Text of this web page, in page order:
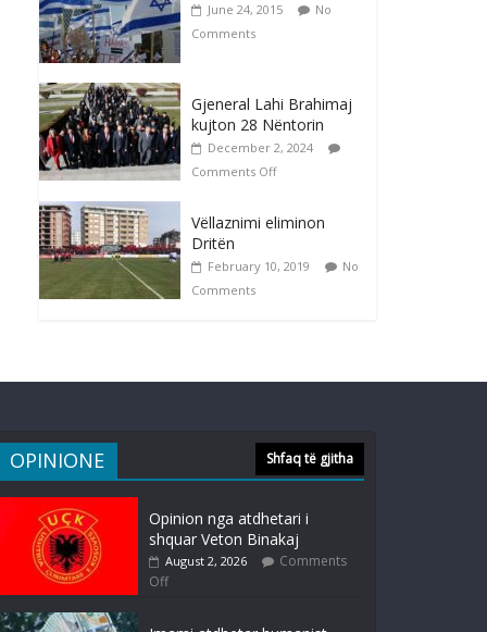
June 24, 2015
No
Comments
Gjeneral Lahi Brahimaj
kujton 28 Nëntorin
December 2, 2024
Comments Off
Vëllaznimi eliminon
Dritën
February 10, 2019
No
Comments
OPINIONE Shfaq të gjitha
Opinion nga atdhetari i
shquar Veton Binakaj
August 2, 2026
Comments
Off